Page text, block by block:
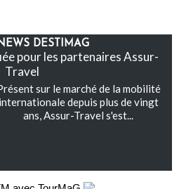
DESTIMAG
pour les partenaires Assur-
Travel
sur le marché de la mobilité
internationale depuis plus de vingt
ans, Assur-Travel s'est...